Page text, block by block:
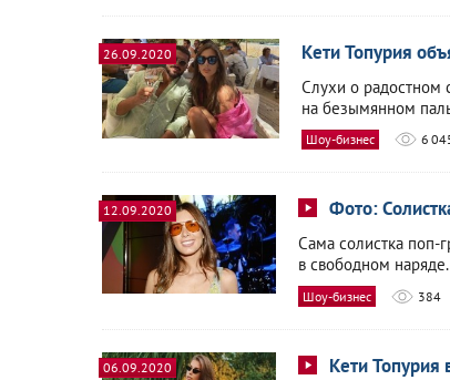
26.09.2020 Кети Топурия
Слухи о радостном
на безымянном
Шоу-бизнес 6
12.09.2020 Фото:
Сама солистка поп-
в свободном наряде.
Шоу-бизнес 384
06.09.2020 Кети Топурия